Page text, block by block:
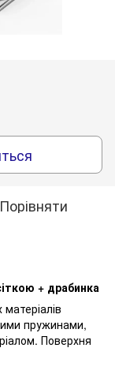
Порівняти
+ драбинка
пружинами,
Поверхня